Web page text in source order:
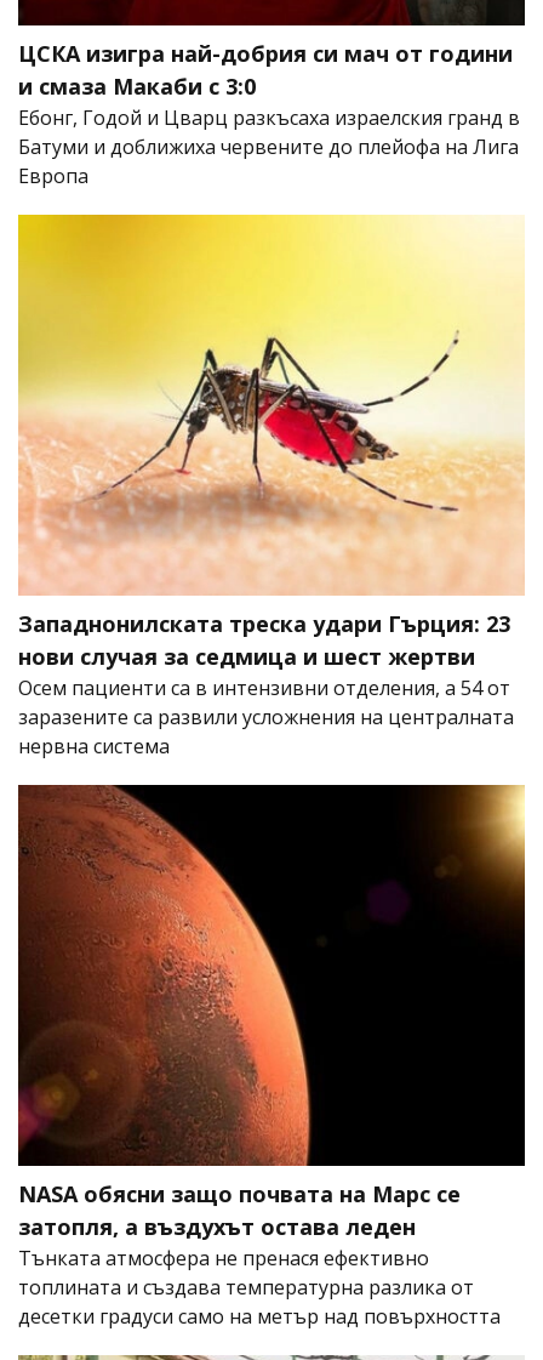
ЦСКА изигра най-добрия си мач от години
и смаза Макаби с 3:0
Ебонг, Годой и Цварц разкъсаха израелския гранд в
Батуми и доближиха червените до плейофа на Лига
Европа
Западнонилската треска удари Гърция: 23
нови случая за седмица и шест жертви
Осем пациенти са в интензивни отделения, а 54 от
заразените са развили усложнения на централната
нервна система
NASA обясни защо почвата на Марс се
затопля, а въздухът остава леден
Тънката атмосфера не пренася ефективно
топлината и създава температурна разлика от
десетки градуси само на метър над повърхността